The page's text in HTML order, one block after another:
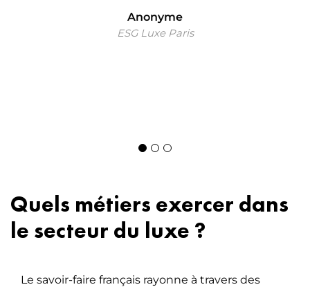
Anonyme
ESG Luxe Paris
Quels métiers exercer dans
le secteur du luxe ?
Le savoir-faire français rayonne à travers des